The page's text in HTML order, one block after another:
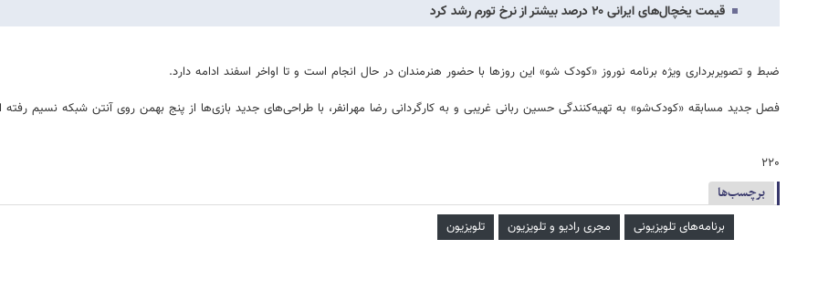
قیمت یخچال‌های ایرانی ۲۰ درصد بیشتر از نرخ تورم رشد کرد
ضبط و تصویربرداری ویژه برنامه نوروز «کودک شو» این روزها با حضور هنرمندان در حال انجام است و تا اواخر اسفند ادامه دارد.
فصل جدید مسابقه «کودک‌شو» به تهیه‌کنندگی حسین ربانی غریبی و به کارگردانی رضا مهرانفر، با طراحی‌های جدید بازی‌ها از پنج بهمن روی آنتن شبکه نسیم
۲۲۰
برچسب‌ها
برنامه‌های تلویزیونی مجری رادیو و تلویزیون تلویزیون